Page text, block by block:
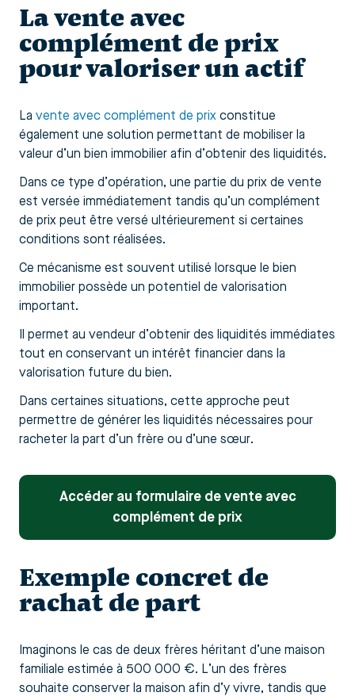
La vente avec
complément de prix
pour valoriser un actif
La vente avec complément de prix constitue
également une solution permettant de mobiliser la
valeur d’un bien immobilier afin d’obtenir des liquidités.
Dans ce type d’opération, une partie du prix de vente
est versée immédiatement tandis qu’un complément
de prix peut être versé ultérieurement si certaines
conditions sont réalisées.
Ce mécanisme est souvent utilisé lorsque le bien
immobilier possède un potentiel de valorisation
important.
Il permet au vendeur d’obtenir des liquidités immédiates
tout en conservant un intérêt financier dans la
valorisation future du bien.
Dans certaines situations, cette approche peut
permettre de générer les liquidités nécessaires pour
racheter la part d’un frère ou d’une sœur.
Accéder au formulaire de vente avec
complément de prix
Exemple concret de
rachat de part
Imaginons le cas de deux frères héritant d’une maison
familiale estimée à 500 000 €. L’un des frères
souhaite conserver la maison afin d’y vivre, tandis que